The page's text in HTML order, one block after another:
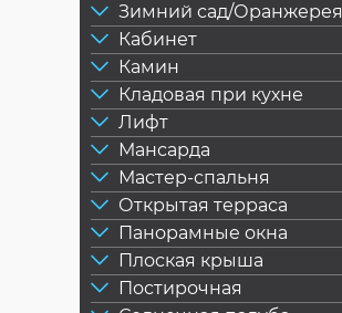
Зимний сад/Оранжерея
Кабинет
Камин
Кладовая при кухне
Лифт
Мансарда
Мастер-спальня
Открытая терраса
Панорамные окна
Плоская крыша
Постирочная